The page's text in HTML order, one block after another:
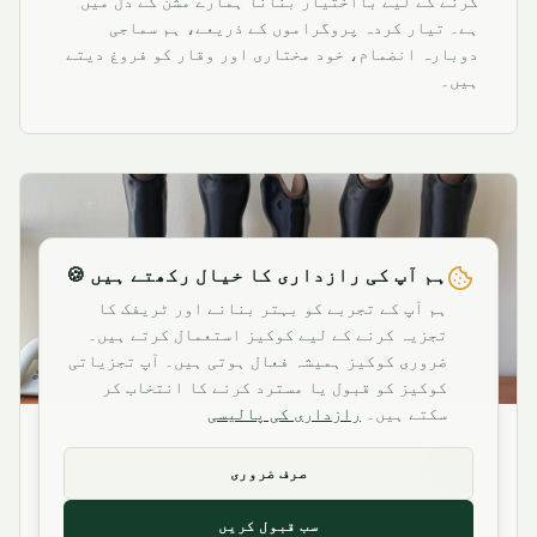
ہے۔ تیار کردہ پروگراموں کے ذریعے، ہم سماجی
دوبارہ انضمام، خود مختاری اور وقار کو فروغ دیتے
ہیں۔
ہم آپ کی رازداری کا خیال رکھتے ہیں 🍪
ہم آپ کے تجربے کو بہتر بنانے اور ٹریفک کا
تجزیہ کرنے کے لیے کوکیز استعمال کرتے ہیں۔
ضروری کوکیز ہمیشہ فعال ہوتی ہیں۔ آپ تجزیاتی
کوکیز کو قبول یا مسترد کرنے کا انتخاب کر
سکتے ہیں۔ رازداری کی پالیسی
صرف ضروری
سب قبول کریں